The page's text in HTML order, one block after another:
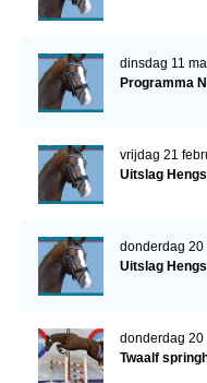
dinsdag 11
Programma
vrijdag 21
Uitslag
donderdag 20
Uitslag
donderdag 20
Twaalf